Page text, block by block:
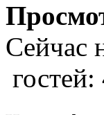
Сейчас